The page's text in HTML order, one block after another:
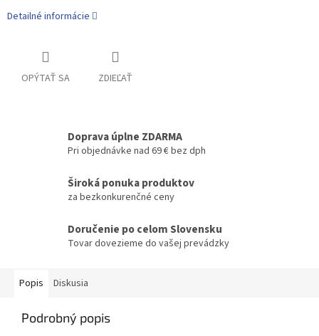
Detailné informácie
OPÝTAŤ SA ZDIEĽAŤ
Doprava úplne ZDARMA
Pri objednávke nad 69 € bez dph
Široká ponuka produktov
za bezkonkurenčné ceny
Doručenie po celom Slovensku
Tovar dovezieme do vašej prevádzky
Popis Diskusia
Podrobný popis